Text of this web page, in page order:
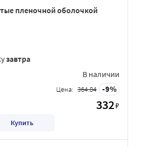
пленочной оболочкой
завтра
В наличии
Цена: 364.84 9
332₽
Купить